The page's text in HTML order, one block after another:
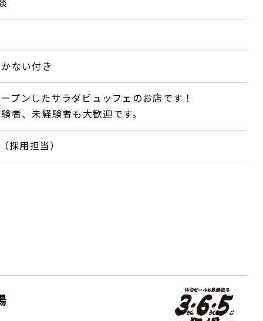
ない付き
プンしたサラダビュッフェのお店です！
者、未経験者も大歓迎です。
（採用担当）